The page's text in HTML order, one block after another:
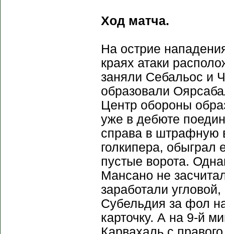
Ход матча.
На острие
краях атаки
заняли Себальос и
образовали
Центр обороны
уже в дебюте
справа в штрафную
голкипера, обыграл
пустые ворота.
Мансано не
заработали
Субельдия за фол
карточку. А на 9-й